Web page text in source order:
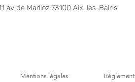
av de Marlioz 73100 Aix-les-Bains
Mentions légales Règlement